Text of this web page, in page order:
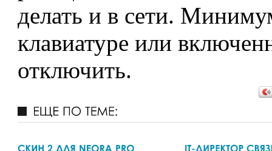
делать и в сети.
клавиатуре или
отключить.